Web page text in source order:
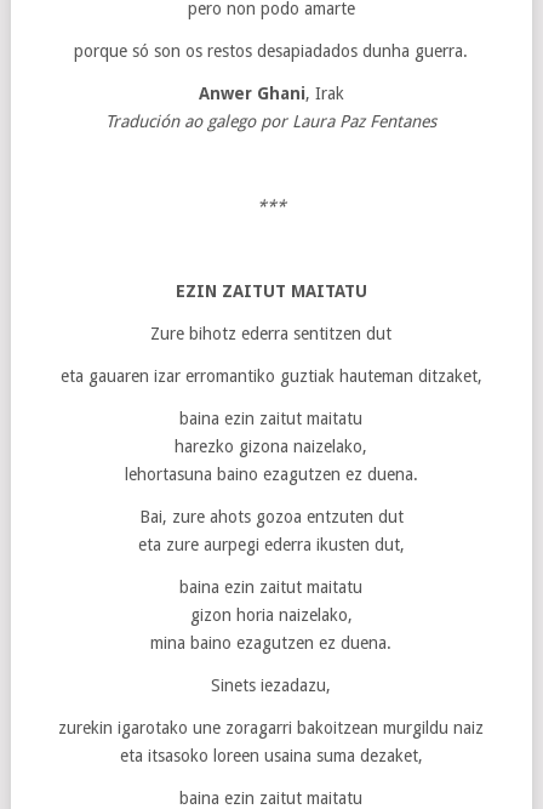
pero non podo amarte
porque só son os restos desapiadados dunha guerra.
Anwer Ghani, Irak
Tradución ao galego por Laura Paz Fentanes
***
EZIN ZAITUT MAITATU
Zure bihotz ederra sentitzen dut
eta gauaren izar erromantiko guztiak hauteman ditzaket,
baina ezin zaitut maitatu
harezko gizona naizelako,
lehortasuna baino ezagutzen ez duena.
Bai, zure ahots gozoa entzuten dut
eta zure aurpegi ederra ikusten dut,
baina ezin zaitut maitatu
gizon horia naizelako,
mina baino ezagutzen ez duena.
Sinets iezadazu,
zurekin igarotako une zoragarri bakoitzean murgildu naiz
eta itsasoko loreen usaina suma dezaket,
baina ezin zaitut maitatu